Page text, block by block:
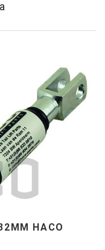
HACO